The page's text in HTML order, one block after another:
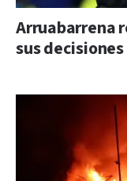
Arruabarrena
sus